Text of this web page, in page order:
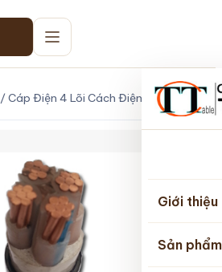
Giới thiệu
Sản phẩm
/ Cáp Điện 4 Lõi Cách Điện XLPE